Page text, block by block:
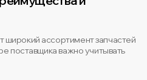
ассортимент запчастей
поставщика важно учитывать